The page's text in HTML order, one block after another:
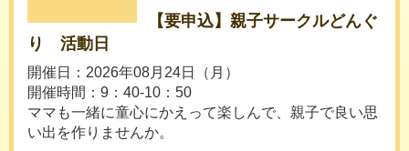
【要申込】親子サークルどんぐ
り 活動日
開催日：2026年08月24日（月）
開催時間：9：40-10：50
ママも一緒に童心にかえって楽しんで、親子で良い思
い出を作りませんか。